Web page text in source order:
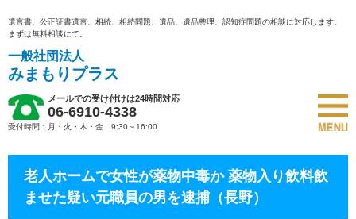
遺言書、公正証書遺言、相続、相続問題、遺品、遺品整理、認知症問題の相談に対応します。
まずは無料相談にて。
一般社団法人
みまもりプラス
メールでの受け付けは24時間対応
06-6910-4338
受付時間：月・火・木・金 9:30～16:00
老人ホームで女性が薬物中毒か 薬物入り飲料飲
ませた疑い元職員の男を逮捕（長野）